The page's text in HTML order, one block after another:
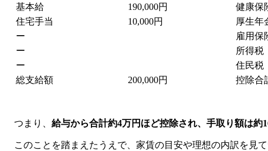
基本給
190,000円 健康保
住宅手当
10,000円 厚生年
ー
雇用保
ー
所得税
ー
住民税
総支給額
200,000円 控除合
つまり、 給与から合計約4万円ほど控除され、手取り額は約
このことを踏まえたうえで、家賃の目安や理想の内訳を見て